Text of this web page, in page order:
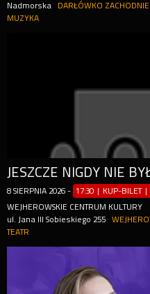
Nadmorska
DARŁÓWKO ZACHODNIE
MUZYKA
8 SIERPNIA 2026 - 17:30 | KUP-BILET
WEJHEROWSKIE CENTRUM KULTURY
ul. Jana III Sobieskiego 255
TEATR